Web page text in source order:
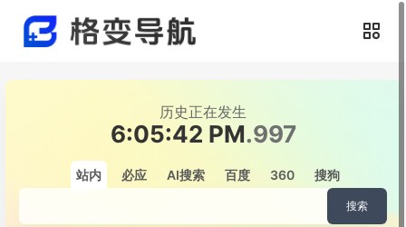
历史正在发生
6:05:43 PM.147
站内 必应 AI搜索 百度 360 搜狗
搜索